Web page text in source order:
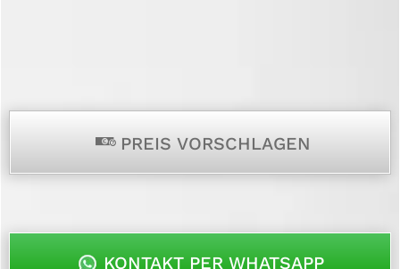
p PREIS VORSCHLAGEN
KONTAKT PER WHATSAPP